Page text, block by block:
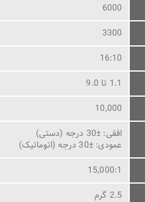
6000
3300
16:10
1.1 تا 9.0
10,000
افقی: ±30 درجه (دستی)
عمودی: ±30 درجه (اتوماتیک)
15,000:1
2.5 گرم